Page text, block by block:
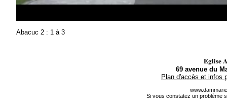
Abacuc 2 : 1 à 3
Eglise
69 avenue du
Plan d'accès et infos
Si vous constatez un problème